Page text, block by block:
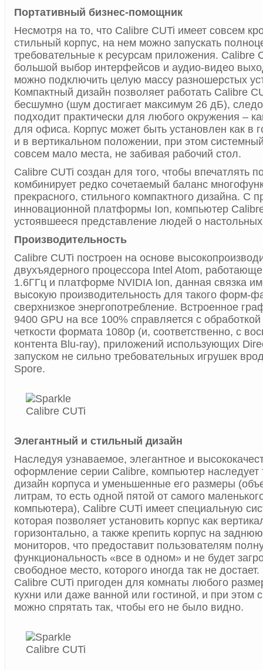
Портативный бизнес-помощник
Несмотря на то, что Calibre CUTi имеет совсем
стильный корпус, на нем можно запускать
требовательные к ресурсам приложения. Calibre
большой выбор интерфейсов и аудио-видео
можно подключить целую массу разношерстых
Компактный дизайн позволяет работать Calibre
бесшумно (шум достигает максимум 26 дБ),
подходит практически для любого окружения –
для офиса. Корпус может быть установлен как в
и в вертикальном положении, при этом
совсем мало места, не забивая рабочий стол.
Calibre CUTi создан для того, чтобы впечатлять
комбинирует редко сочетаемый баланс
прекрасного, стильного компактного дизайна. С
инновационной платформы Ion, компьютер
устоявшееся представление людей о
Производительность
Calibre CUTi построен на основе
двухъядерного процессора Intel Atom,
1.6ГГц и платформе NVIDIA Ion, данная связка
высокую производительность для такого форм-
сверхнизкое энергопотребление. Встроенное
9400 GPU на все 100% справляется с
четкости формата 1080p (и, соответственно, с
контента Blu-ray), приложений использующих
запуском не сильно требовательных игрушек
Spore.
Элегантный и стильный дизайн
Наследуя узнаваемое, элегантное и
оформление серии Calibre, компьютер наследует
дизайн корпуса и уменьшенные его размеры
литрам, то есть одной пятой от самого
компьютера), Calibre CUTi имеет специальную
которая позволяет установить корпус как
горизонтально, а также крепить корпус на
мониторов, что предоставит пользователям
функциональность «все в одном» и не будет
свободное место, которого иногда так не
Calibre CUTi пригоден для комнаты любого
кухни или даже ванной или гостиной, и при этом
можно спрятать так, чтобы его не было видно.